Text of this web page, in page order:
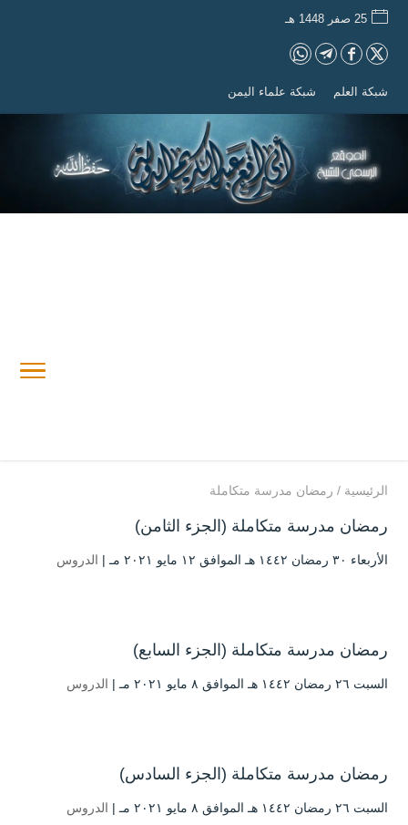
25 صفر 1448 هـ
شبكة العلم شبكة علماء اليمن
الرئيسية / رمضان مدرسة متكاملة
رمضان مدرسة متكاملة (الجزء الثامن)
الأربعاء ۳۰ رمضان ۱٤٤۲ هـ الموافق ۱۲ مايو ۲۰۲۱ مـ | الدروس
رمضان مدرسة متكاملة (الجزء السابع)
السبت ۲٦ رمضان ۱٤٤۲ هـ الموافق ۸ مايو ۲۰۲۱ مـ | الدروس
رمضان مدرسة متكاملة (الجزء السادس)
السبت ۲٦ رمضان ۱٤٤۲ هـ الموافق ۸ مايو ۲۰۲۱ مـ | الدروس